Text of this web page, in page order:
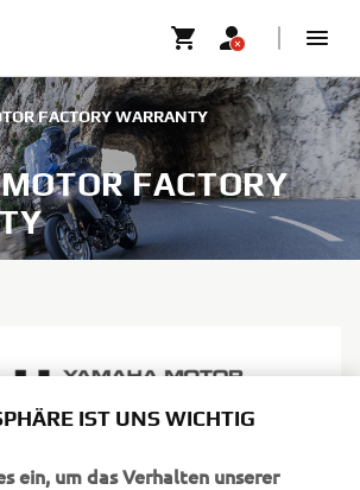
FACTORY WARRANTY
FACTORY
IST UNS WICHTIG
ein, um das Verhalten unserer